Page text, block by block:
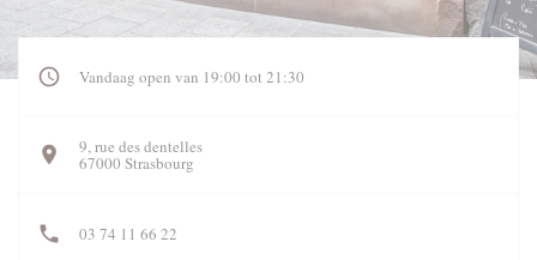
Vandaag open van 19:00 tot 21:30
9, rue des dentelles
67000 Strasbourg
03 74 11 66 22